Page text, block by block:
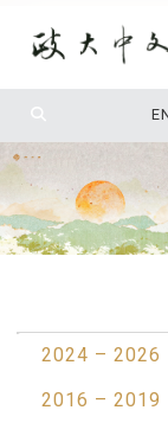
2024 – 2026
2016 – 2019